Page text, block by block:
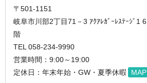
〒501-1151
岐阜市川部2丁目71－3 ｱｸｱﾚｶﾞｰﾚｽﾃｰｼﾞ1 6
階
TEL 058-234-9990
営業時間：9:00～19:00
定休日：年末年始・GW・夏季休暇
MAP